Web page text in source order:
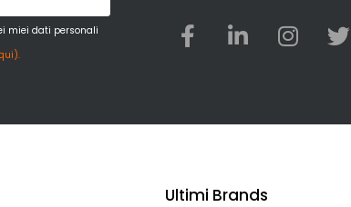
miei dati personali
Ultimi Brands